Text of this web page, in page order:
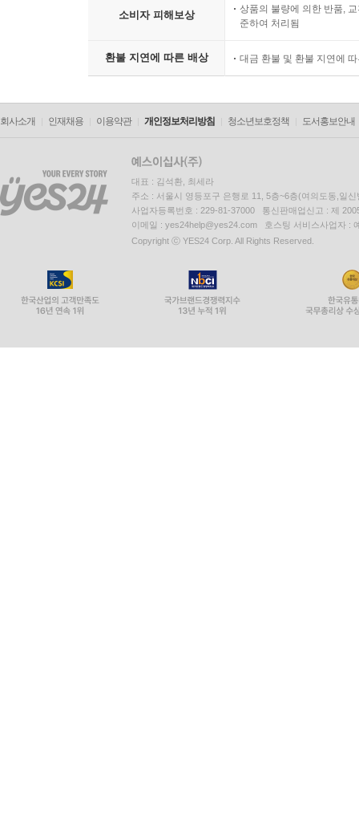
소비자 피해보상
상품의 불량에 의한 반품,
준하여 처리됨
환불 지연에 따른 배상 대금 환불 및 환불 지연에
회사소개 인재채용 이용약관 개인정보처리방침 청소년보호정책 도서홍보안내
대표 : 김석환, 최세라
주소 : 서울시 영등포구 은행로 11, 5층~6층(여의도동,일신
사업자등록번호 : 229-81-37000 통신판매업신고 : 제
이메일 : yes24help@yes24.com 호스팅 서비스사업자 :
Copyright ⓒ YES24 Corp. All Rights Reserved.